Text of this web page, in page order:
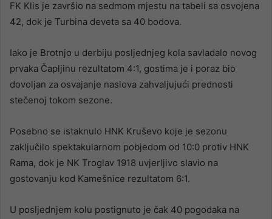
FK Klis je završio na sedmom mjestu na tabeli sa osvojena
42, dok je Turbina deveta sa 40 bodova.
Iako je Brotnjo u derbiju posljednjeg kola savladalo novog
prvaka Čapljinu rezultatom 4:1, gostima je i poraz bio
dovoljan za osvajanje naslova zahvaljujući prednosti
stečenoj tokom sezone.
Posebno se istaknulo HNK Kruševo koje je sezonu
zaključilo spektakularnom pobjedom od 10:0 protiv HNK
Rama, dok je NK Troglav 1918 uvjerljivo slavio na
gostovanju kod Kamešnice rezultatom 6:1.
U posljednjem kolu postignuto je čak 40 pogodaka na